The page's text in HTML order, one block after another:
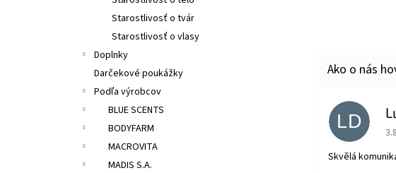
Starostlivosť o tvár
Starostlivosť o vlasy
Doplnky
Darčekové poukážky
Podľa výrobcov
BLUE SCENTS
BODYFARM
MACROVITA
MADIS S.A.
LD
Skvělá